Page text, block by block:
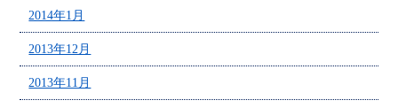
2014年1月
2013年12月
2013年11月